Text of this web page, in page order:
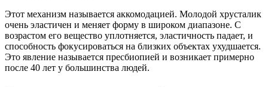
Этот механизм называется аккомодацией. Молодой хрусталик
очень эластичен и меняет форму в широком диапазоне. С
возрастом его вещество уплотняется, эластичность падает, и
способность фокусироваться на близких объектах ухудшается.
Это явление называется пресбиопией и возникает примерно
после 40 лет у большинства людей.